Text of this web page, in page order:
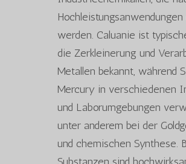
werden. Caluanie ist
die Zerkleinerung und
Metallen bekannt, während
Mercury in verschiedenen
und Laborumgebungen
unter anderem bei der
und chemischen Synthese.